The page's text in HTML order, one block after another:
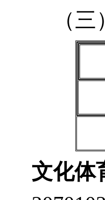
（
文化体